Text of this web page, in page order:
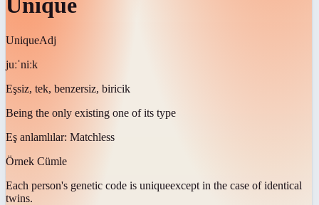
Unique
UniqueAdj
juːˈniːk
Eşsiz, tek, benzersiz, biricik
Being the only existing one of its type
Eş anlamlılar: Matchless
Örnek Cümle
Each person's genetic code is uniqueexcept in the case of identical
twins.